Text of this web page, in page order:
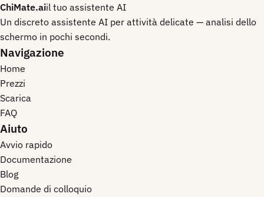
ChiMate.aiil tuo assistente AI
Un discreto assistente AI per attività delicate — analisi dello
schermo in pochi secondi.
Navigazione
Home
Prezzi
Scarica
FAQ
Aiuto
Avvio rapido
Documentazione
Blog
Domande di colloquio